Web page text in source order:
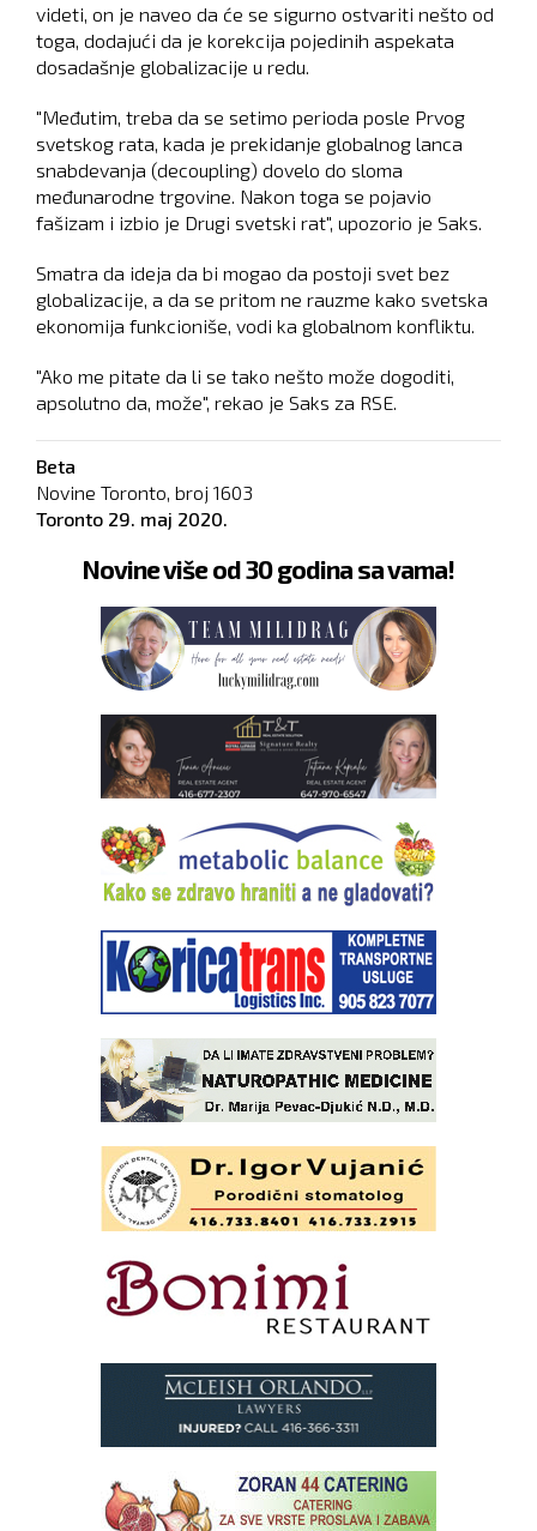
videti, on je naveo da će se sigurno ostvariti nešto od
toga, dodajući da je korekcija pojedinih aspekata
dosadašnje globalizacije u redu.
"Međutim, treba da se setimo perioda posle Prvog
svetskog rata, kada je prekidanje globalnog lanca
snabdevanja (decoupling) dovelo do sloma
međunarodne trgovine. Nakon toga se pojavio
fašizam i izbio je Drugi svetski rat", upozorio je Saks.
Smatra da ideja da bi mogao da postoji svet bez
globalizacije, a da se pritom ne rauzme kako svetska
ekonomija funkcioniše, vodi ka globalnom konfliktu.
"Ako me pitate da li se tako nešto može dogoditi,
apsolutno da, može", rekao je Saks za RSE.
Beta
Novine Toronto, broj 1603
Toronto 29. maj 2020.
Novine više od 30 godina sa vama!